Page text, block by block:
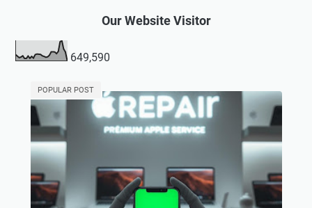
Our Website Visitor
649,590
POPULAR POST